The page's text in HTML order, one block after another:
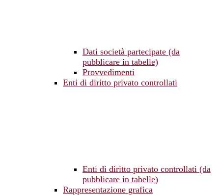
Dati società partecipate (da
pubblicare in tabelle)
Provvedimenti
Enti di diritto privato controllati
Enti di diritto privato controllati (da
pubblicare in tabelle)
Rappresentazione grafica